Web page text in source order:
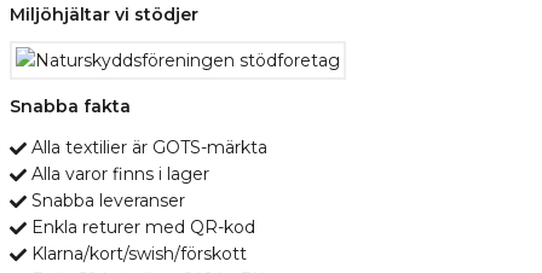
Miljöhjältar vi stödjer
Snabba fakta
Alla textilier är GOTS-märkta
Alla varor finns i lager
Snabba leveranser
Enkla returer med QR-kod
Klarna/kort/swish/förskott